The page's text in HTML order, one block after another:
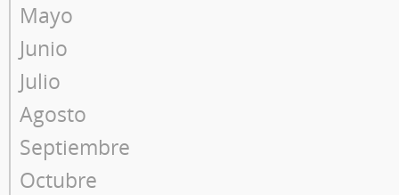
Mayo
Junio
Julio
Agosto
Septiembre
Octubre